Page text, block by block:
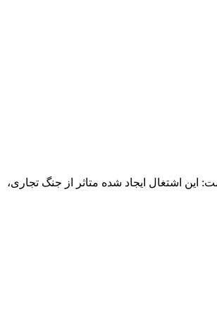
این اشتغال ایجاد شده متاثر از جنگ تجاری،